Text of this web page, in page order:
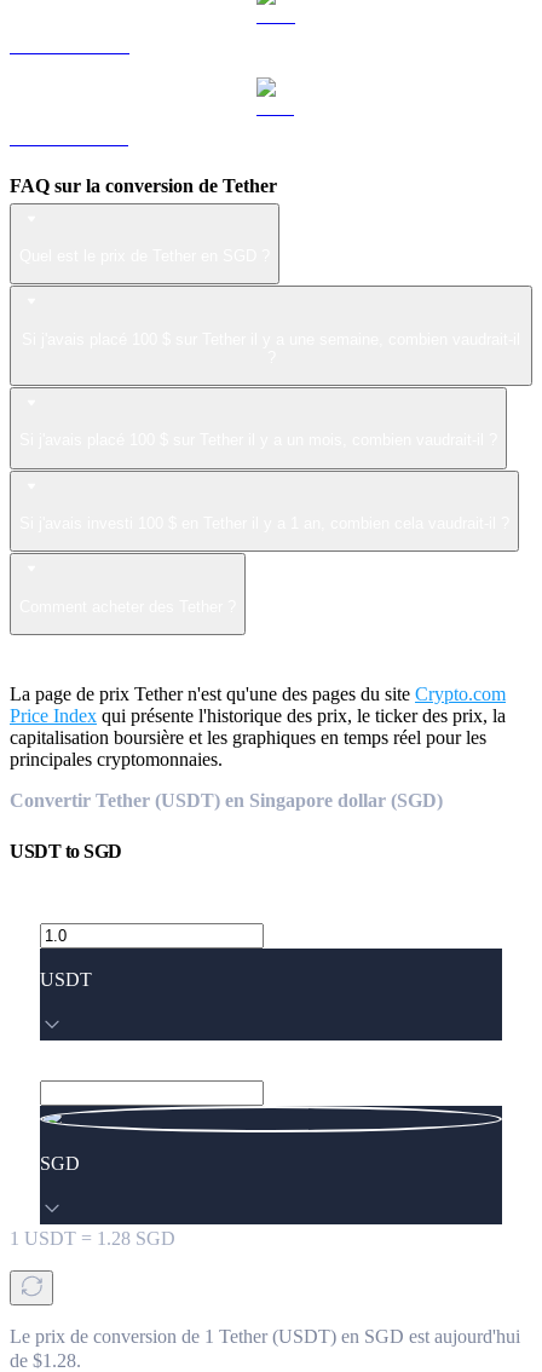
FAQ sur la conversion de Tether
La page de prix Tether n'est qu'une des pages du site Crypto.com
Price Index qui présente l'historique des prix, le ticker des prix, la
capitalisation boursière et les graphiques en temps réel pour les
principales cryptomonnaies.
Convertir Tether (USDT) en Singapore dollar (SGD)
USDTtoSGD
USDT
SGD
1 USDT = 1.28 SGD
Le prix de conversion de 1 Tether (USDT) en SGD est aujourd'hui
de $1.28.